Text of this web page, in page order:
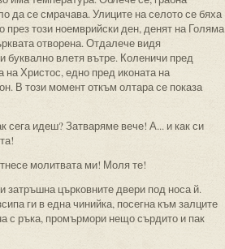
да се смрачава. Улиците на селото се бяха
този ноемврийски ден, денят на Голяма
отворена. Отдалече видя
буквално влетя вътре. Коленичи пред
на Христос, едно пред иконата на
В този момент откъм олтара се показа
сега идеш? Затваряме вече! А... и как си
молитвата ми! Моля те!
църковните двери под носа й.
ги в една чинийка, посегна към залците
с ръка, промърмори нещо сърдито и пак